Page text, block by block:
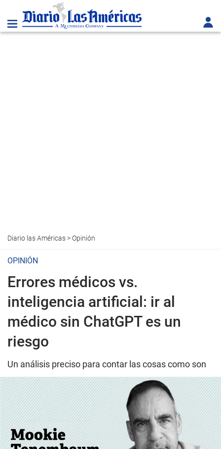
Diario las Américas>Opinión
OPINIÓN
Errores médicos vs.
inteligencia artificial: ir al
médico sin ChatGPT es un
riesgo
Un análisis preciso para contar las cosas como son